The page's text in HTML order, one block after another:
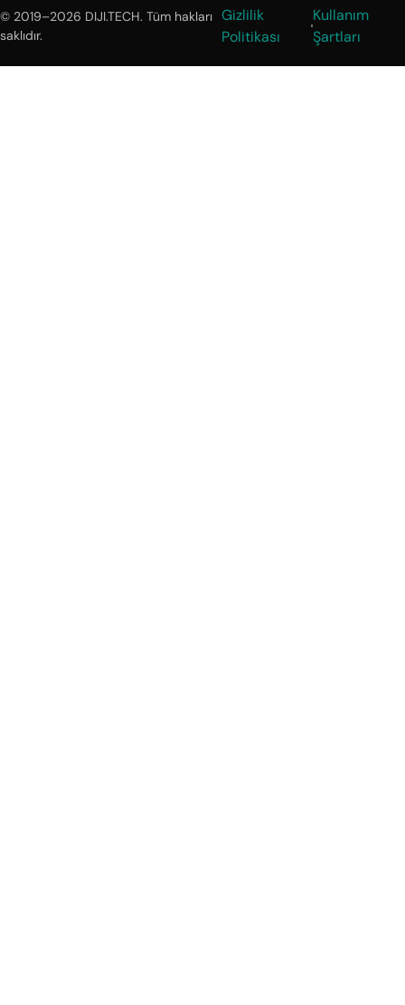
© 2019–2026 DIJI.TECH. Tüm hakları
saklıdır.
Gizlilik
Politikası
Kullanım
Şartları